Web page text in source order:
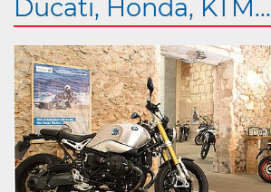
Ducati, Honda, KTM...